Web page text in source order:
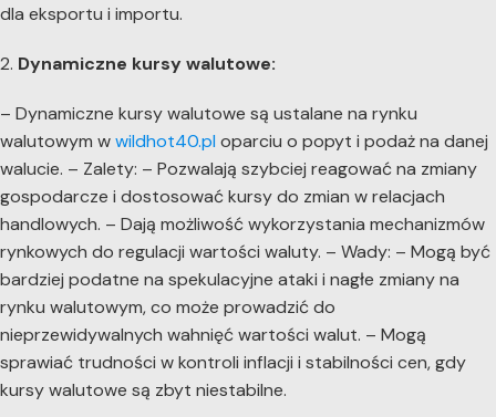
dla eksportu i importu.
2. Dynamiczne kursy walutowe:
– Dynamiczne kursy walutowe są ustalane na rynku
walutowym wwildhot40.pl oparciu o popyt i podaż na danej
walucie. – Zalety: – Pozwalają szybciej reagować na zmiany
gospodarcze i dostosować kursy do zmian w relacjach
handlowych. – Dają możliwość wykorzystania mechanizmów
rynkowych do regulacji wartości waluty. – Wady: – Mogą być
bardziej podatne na spekulacyjne ataki i nagłe zmiany na
rynku walutowym, co może prowadzić do
nieprzewidywalnych wahnięć wartości walut. – Mogą
sprawiać trudności w kontroli inflacji i stabilności cen, gdy
kursy walutowe są zbyt niestabilne.